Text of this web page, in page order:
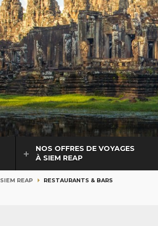
NOS OFFRES DE VOYAGES
À SIEM REAP
SIEM REAP RESTAURANTS & BARS